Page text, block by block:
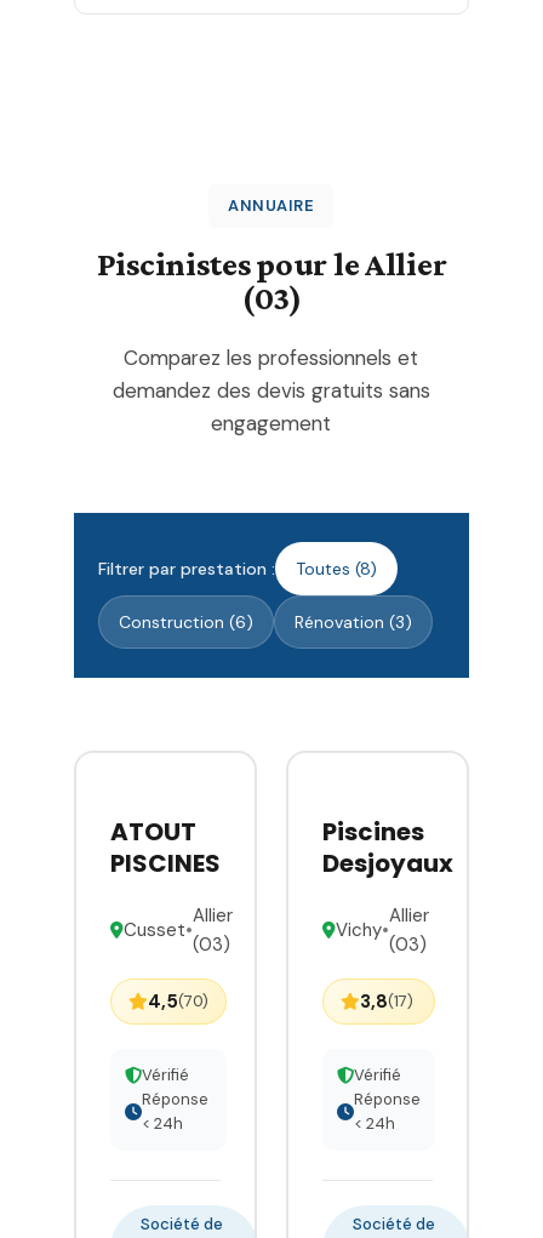
ANNUAIRE
Piscinistes pour le Allier
(03)
Comparez les professionnels et
demandez des devis gratuits sans
engagement
Filtrer par prestation : Toutes (8)
Construction (6) Rénovation (3)
ATOUT
PISCINES
Cusset•
Allier
(03)
4,5(70)
Vérifié
Réponse
< 24h
Société de
Piscines
Desjoyaux
Vichy•
Allier
(03)
3,8(17)
Vérifié
Réponse
< 24h
Société de